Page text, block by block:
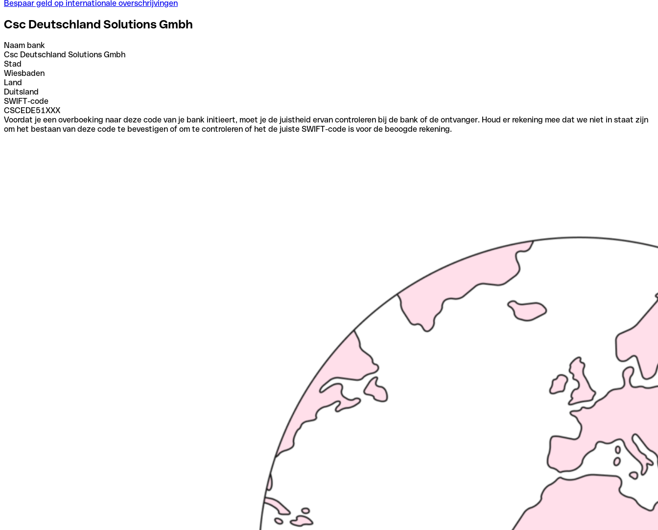
Bespaar geld op internationale overschrijvingen
Csc Deutschland Solutions Gmbh
Naam bank
Csc Deutschland Solutions Gmbh
Stad
Wiesbaden
Land
Duitsland
SWIFT-code
CSCEDE51XXX
Voordat je een overboeking naar deze code van je bank initieert, moet je de juistheid ervan controleren bij de bank of de ontvanger. Houd er rekening mee dat we niet in staat zijn
om het bestaan van deze code te bevestigen of om te controleren of het de juiste SWIFT-code is voor de beoogde rekening.